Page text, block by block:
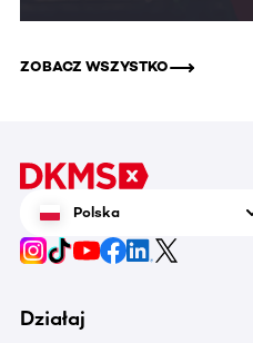
ZOBACZ WSZYSTKO
Polska
Działaj